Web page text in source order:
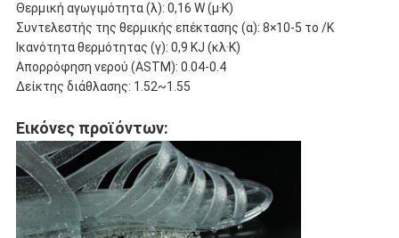
Θερμική αγωγιμότητα (λ): 0,16 W (μ·Κ)
Συντελεστής της θερμικής επέκτασης (α): 8×10-5 το /K
Ικανότητα θερμότητας (γ): 0,9 KJ (κλ·Κ)
Απορρόφηση νερού (ASTM): 0.04-0.4
Δείκτης διάθλασης: 1.52~1.55
Εικόνες προϊόντων: